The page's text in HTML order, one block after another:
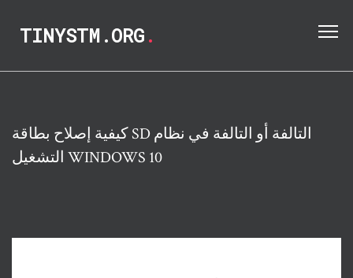
TINYSTM.ORG.
كيفية إصلاح بطاقة SD التالفة أو التالفة في نظام
التشغيل WINDOWS 10